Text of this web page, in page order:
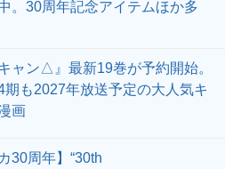
。30周年記念アイテムほか多
キャン△』最新19巻が予約開始。
期も2027年放送予定の大人気キ
画
30周年】“30th